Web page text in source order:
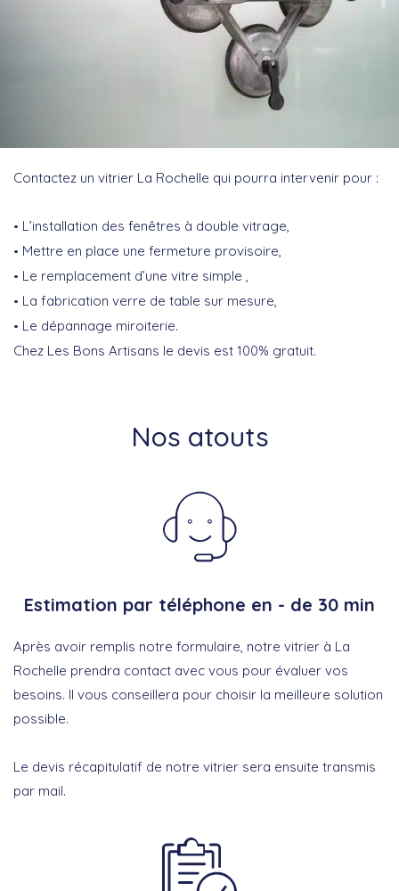
Contactez un vitrier La Rochelle qui pourra intervenir pour :
L’installation des fenêtres à double vitrage,
Mettre en place une fermeture provisoire,
Le remplacement d’une vitre simple ,
La fabrication verre de table sur mesure,
Le dépannage miroiterie.
Chez Les Bons Artisans le devis est 100% gratuit.
Nos atouts
Estimation par téléphone en - de 30 min
Après avoir remplis notre formulaire, notre vitrier à La
Rochelle prendra contact avec vous pour évaluer vos
besoins. Il vous conseillera pour choisir la meilleure solution
possible.
Le devis récapitulatif de notre vitrier sera ensuite transmis
par mail.